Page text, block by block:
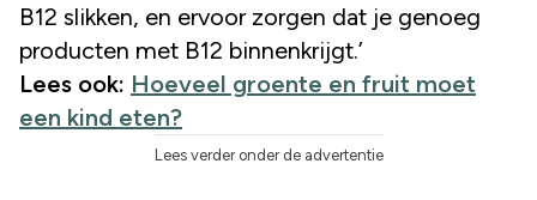
B12 slikken, en ervoor zorgen dat je genoeg
producten met B12 binnenkrijgt.’
Lees ook: Hoeveel groente en fruit moet
een kind eten?
Lees verder onder de advertentie